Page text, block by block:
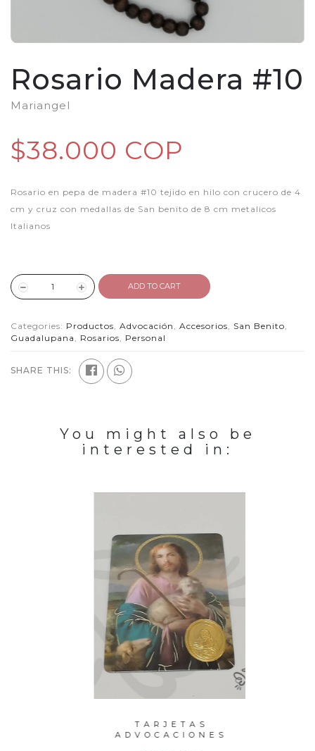
Rosario Madera #10
Mariangel
$38.000 COP
Rosario en pepa de madera #10 tejido en hilo con crucero de 4
cm y cruz con medallas de San benito de 8 cm metalicos
Italianos
ADD TO CART
Categories: Productos, Advocación , Accesorios, San Benito,
Guadalupana , Rosarios, Personal
SHARE THIS:
You might also be
interested in:
TARJETAS
ADVOCACIONES